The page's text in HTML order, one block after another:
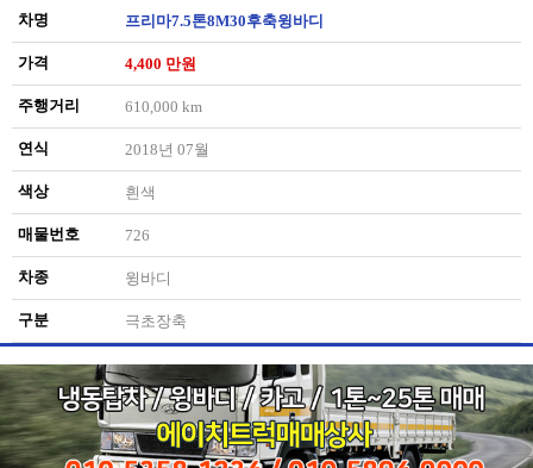
차명 프리마7.5톤8M30후축윙바디
가격 4,400 만원
주행거리 610,000 km
연식 2018년 07월
색상 흰색
매물번호 726
차종 윙바디
구분 극초장축